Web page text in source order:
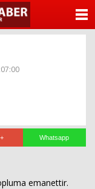
Whatsapp
emanettir.
ANASAYFA
YAZARLAR